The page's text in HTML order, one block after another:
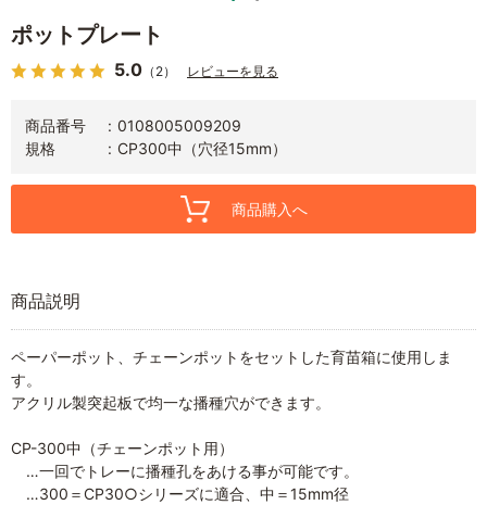
ポットプレート
5.0 （2） レビューを見る
商品番号
0108005009209
規格
CP300中（穴径15mm）
商品購入へ
商品説明
ペーパーポット、チェーンポットをセットした育苗箱に使用しま
す。
アクリル製突起板で均一な播種穴ができます。
CP-300中（チェーンポット用）
…一回でトレーに播種孔をあける事が可能です。
…300＝CP30○シリーズに適合、中＝15mm径